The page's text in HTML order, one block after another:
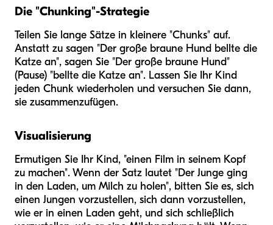
Die "Chunking"-Strategie
Teilen Sie lange Sätze in kleinere "Chunks" auf.
Anstatt zu sagen "Der große braune Hund bellte die
Katze an", sagen Sie "Der große braune Hund"
(Pause) "bellte die Katze an". Lassen Sie Ihr Kind
jeden Chunk wiederholen und versuchen Sie dann,
sie zusammenzufügen.
Visualisierung
Ermutigen Sie Ihr Kind, "einen Film in seinem Kopf
zu machen". Wenn der Satz lautet "Der Junge ging
in den Laden, um Milch zu holen", bitten Sie es, sich
einen Jungen vorzustellen, sich dann vorzustellen,
wie er in einen Laden geht, und sich schließlich